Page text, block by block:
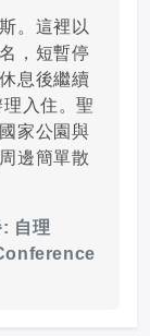
。這裡以
，短暫停
息後繼續
入住。聖
家公園與
邊簡單散
: 自理